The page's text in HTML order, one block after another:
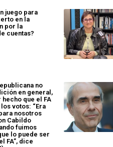
juego para
en la
por la
cuentas?
no
en general,
que el FA
votos: “Era
nosotros
Cabildo
fuimos
lo puede ser
FA”, dice